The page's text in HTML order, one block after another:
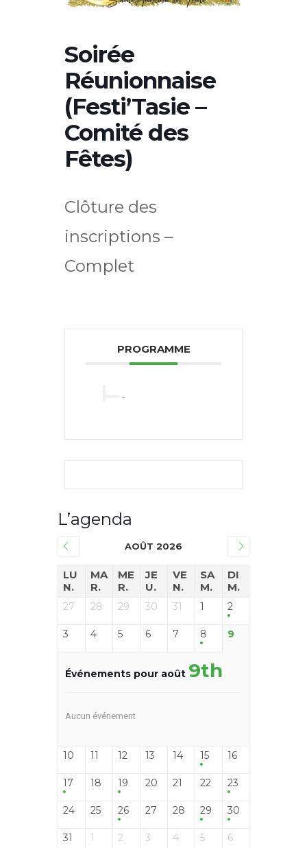
Soirée
Réunionnaise
(Festi’Tasie –
Comité des
Fêtes)
Clôture des
inscriptions –
Complet
PROGRAMME
-
L’agenda
AOÛT 2026
LU
N.
MA
R.
ME
R.
JE
U.
VE
N.
SA
M.
DI
M.
27 28 29 30 31 1 2
3 4 5 6 7 8 9
Événements pour août 9th
Aucun événement
10 11 12 13 14 15 16
17 18 19 20 21 22 23
24 25 26 27 28 29 30
31 1 2 3 4 5 6